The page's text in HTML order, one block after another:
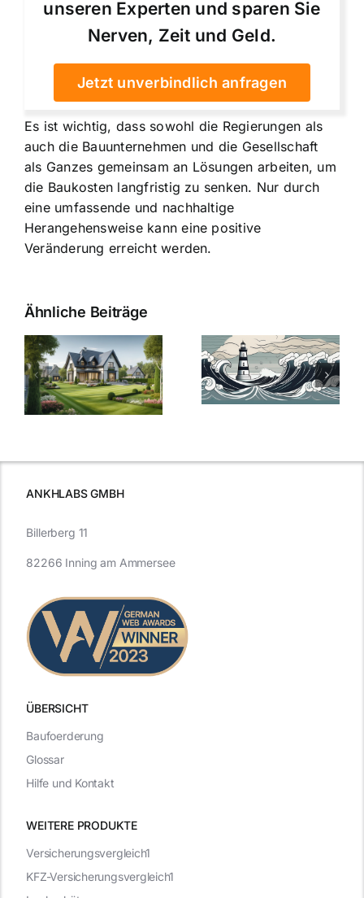
unseren Experten und sparen Sie
Nerven, Zeit und Geld.
Jetzt unverbindlich anfragen
Es ist wichtig, dass sowohl die Regierungen als
auch die Bauunternehmen und die Gesellschaft
als Ganzes gemeinsam an Lösungen arbeiten, um
die Baukosten langfristig zu senken. Nur durch
eine umfassende und nachhaltige
Herangehensweise kann eine positive
Veränderung erreicht werden.
Ähnliche Beiträge
Bauzinsen im
Sturm: Die
aktuelle
Entwicklung
Die Evolution
der
Bauzinsen: Ein
Blick in die
ANKHLABS GMBH
ÜBERSICHT
WEITERE PRODUKTE
Versicherungsvergleich1
KFZ-Versicherungsvergleich1
Billerberg 11
82266 Inning am Ammersee
Baufoerderung
Glossar
Hilfe und Kontakt